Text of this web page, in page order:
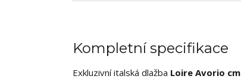
Kompletní specifikace
Exkluzivní italská dlažba Loire Avorio cm